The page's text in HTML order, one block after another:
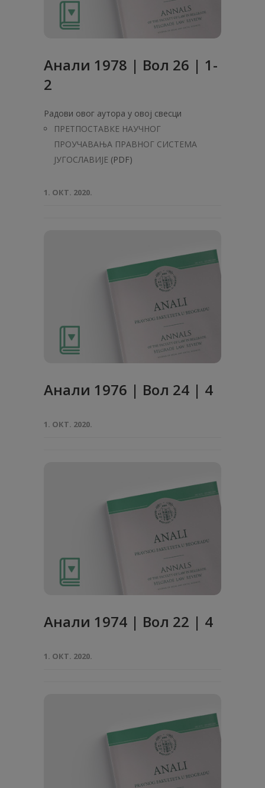
Анaли 1978 | Вол 26 | 1-
2
Радови овог аутора у овој свесци
ПРЕТПОСТАВКЕ НАУЧНОГ
ПРОУЧАВАЊА ПРАВНОГ СИСТЕМА
ЈУГОСЛАВИЈЕ (PDF)
1. ОКТ. 2020.
Анaли 1976 | Вол 24 | 4
1. ОКТ. 2020.
Анaли 1974 | Вол 22 | 4
1. ОКТ. 2020.